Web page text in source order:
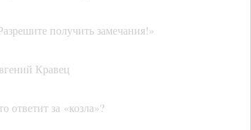
получить замечания!»
Кравец
ответит за «козла»?